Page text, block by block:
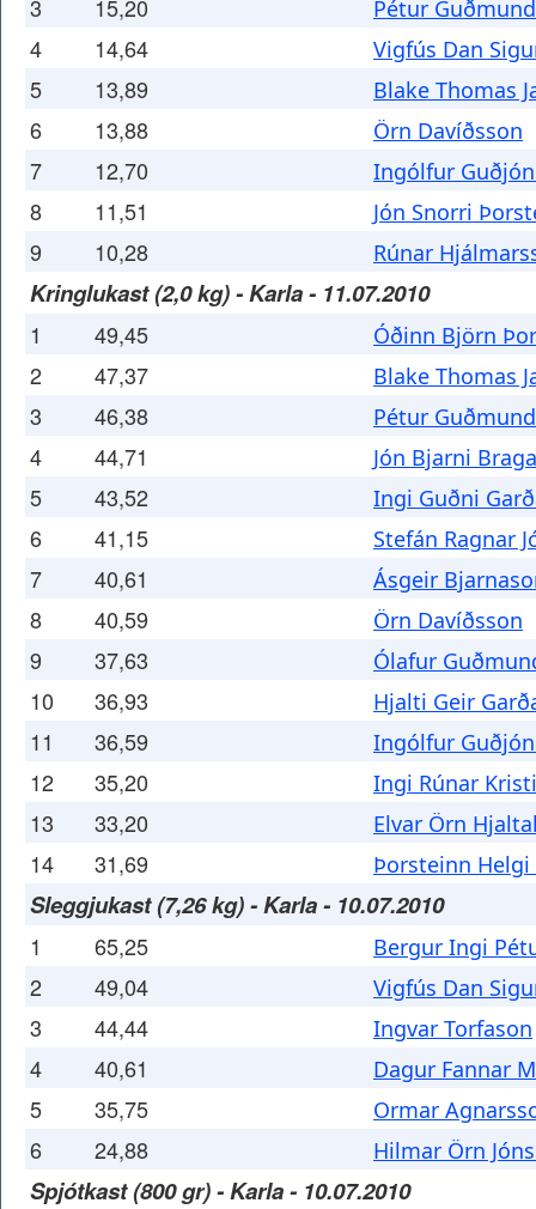
3 15,20 Pétur
4 14,64 Vigfús Dan
5 13,89 Blake Thomas
6 13,88 Örn Davíðsson
7 12,70 Ingólfur
8 11,51 Jón Snorri
9 10,28 Rúnar
Kringlukast (2,0 kg) - Karla - 11.07.2010
1 49,45 Óðinn Björn
2 47,37 Blake Thomas
3 46,38 Pétur
4 44,71 Jón Bjarni
5 43,52 Ingi Guðni
6 41,15 Stefán Ragnar
7 40,61 Ásgeir
8 40,59 Örn Davíðsson
9 37,63 Ólafur
10 36,93 Hjalti Geir
11 36,59 Ingólfur
12 35,20 Ingi Rúnar
13 33,20 Elvar Örn
14 31,69 Þorsteinn
Sleggjukast (7,26 kg) - Karla - 10.07.2010
1 65,25 Bergur Ingi
2 49,04 Vigfús Dan
3 44,44 Ingvar Torfason
4 40,61 Dagur Fannar
5 35,75 Ormar
6 24,88 Hilmar Örn
Spjótkast (800 gr) - Karla - 10.07.2010